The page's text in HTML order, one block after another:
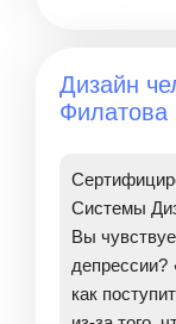
Дизайн
Филатова
Системы
Вы
депрессии?
как